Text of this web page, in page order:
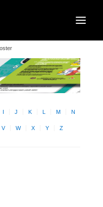
I J K L M N
V W X Y Z